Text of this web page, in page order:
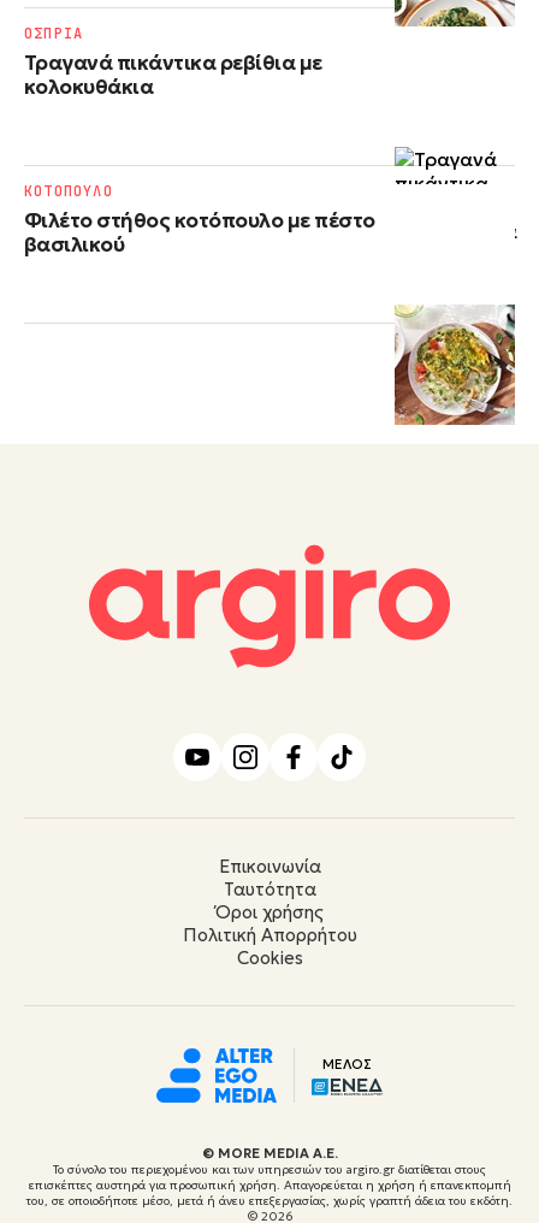
Τραγανά πικάντικα ρεβίθια με
κολοκυθάκια
ΟΣΠΡΙΑ
Φιλέτο στήθος κοτόπουλο με πέστο
βασιλικού
ΚΟΤΟΠΟΥΛΟ
Επικοινωνία
Ταυτότητα
Όροι χρήσης
Πολιτική Απορρήτου
Cookies
ΜΕΛΟΣ
© ΜORE MEDIA Α.Ε.
Το σύνολο του περιεχομένου και των υπηρεσιών του argiro.gr διατίθεται στους
επισκέπτες αυστηρά για προσωπική χρήση. Απαγορεύεται η χρήση ή επανεκπομπή
του, σε οποιοδήποτε μέσο, μετά ή άνευ επεξεργασίας, χωρίς γραπτή άδεια του εκδότη.
© 2026